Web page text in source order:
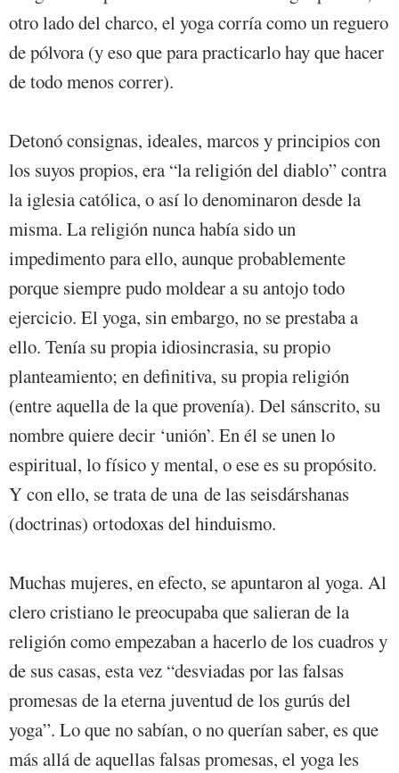
otro lado del charco, el yoga corría como un reguero
de pólvora (y eso que para practicarlo hay que hacer
de todo menos correr).
Detonó consignas, ideales, marcos y principios con
los suyos propios, era “la religión del diablo” contra
la iglesia católica, o así lo denominaron desde la
misma. La religión nunca había sido un
impedimento para ello, aunque probablemente
porque siempre pudo moldear a su antojo todo
ejercicio. El yoga, sin embargo, no se prestaba a
ello. Tenía su propia idiosincrasia, su propio
planteamiento; en definitiva, su propia religión
(entre aquella de la que provenía). Del sánscrito, su
nombre quiere decir ‘unión’. En él se unen lo
espiritual, lo físico y mental, o ese es su propósito.
Y con ello, se trata de una de las seisdárshanas
(doctrinas) ortodoxas del hinduismo.
Muchas mujeres, en efecto, se apuntaron al yoga. Al
clero cristiano le preocupaba que salieran de la
religión como empezaban a hacerlo de los cuadros y
de sus casas, esta vez “desviadas por las falsas
promesas de la eterna juventud de los gurús del
yoga”. Lo que no sabían, o no querían saber, es que
más allá de aquellas falsas promesas, el yoga les